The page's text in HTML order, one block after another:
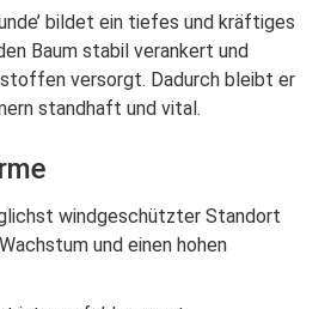
bildet ein tiefes und kräftiges
Baum stabil verankert und
versorgt. Dadurch bleibt er
standhaft und vital.
windgeschützter Standort
und einen hohen